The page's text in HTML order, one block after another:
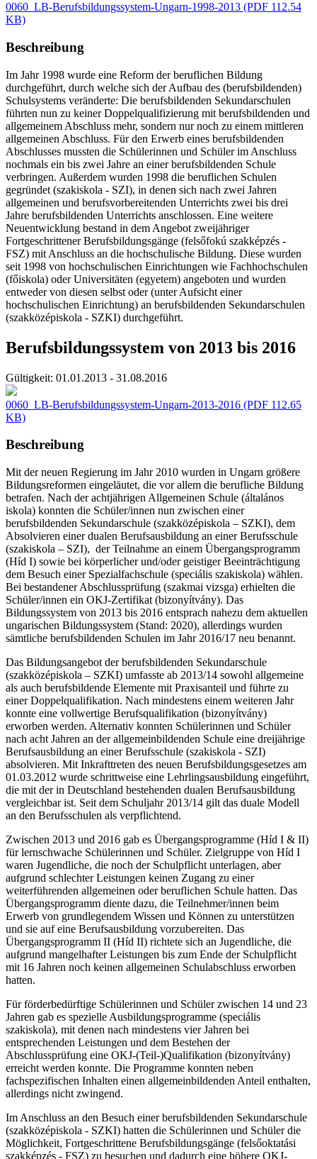
0060_LB-Berufsbildungssystem-Ungarn-1998-2013 (PDF 112.54
KB)
Beschreibung
Im Jahr 1998 wurde eine Reform der beruflichen Bildung
durchgeführt, durch welche sich der Aufbau des (berufsbildenden)
Schulsystems veränderte: Die berufsbildenden Sekundarschulen
führten nun zu keiner Doppelqualifizierung mit berufsbildenden und
allgemeinem Abschluss mehr, sondern nur noch zu einem mittleren
allgemeinen Abschluss. Für den Erwerb eines berufsbildenden
Abschlusses mussten die Schülerinnen und Schüler im Anschluss
nochmals ein bis zwei Jahre an einer berufsbildenden Schule
verbringen. Außerdem wurden 1998 die beruflichen Schulen
gegründet (szakiskola - SZI), in denen sich nach zwei Jahren
allgemeinen und berufsvorbereitenden Unterrichts zwei bis drei
Jahre berufsbildenden Unterrichts anschlossen. Eine weitere
Neuentwicklung bestand in dem Angebot zweijähriger
Fortgeschrittener Berufsbildungsgänge (felsőfokú szakképzés -
FSZ) mit Anschluss an die hochschulische Bildung. Diese wurden
seit 1998 von hochschulischen Einrichtungen wie Fachhochschulen
(főiskola) oder Universitäten (egyetem) angeboten und wurden
entweder von diesen selbst oder (unter Aufsicht einer
hochschulischen Einrichtung) an berufsbildenden Sekundarschulen
(szakközépiskola - SZKI) durchgeführt.
Berufsbildungssystem von 2013 bis 2016
Gültigkeit: 01.01.2013 - 31.08.2016
0060_LB-Berufsbildungssystem-Ungarn-2013-2016 (PDF 112.65
KB)
Beschreibung
Mit der neuen Regierung im Jahr 2010 wurden in Ungarn größere
Bildungsreformen eingeläutet, die vor allem die berufliche Bildung
betrafen. Nach der achtjährigen Allgemeinen Schule (általános
iskola) konnten die Schüler/innen nun zwischen einer
berufsbildenden Sekundarschule (szakközépiskola – SZKI), dem
Absolvieren einer dualen Berufsausbildung an einer Berufsschule
(szakiskola – SZI), der Teilnahme an einem Übergangsprogramm
(Híd I) sowie bei körperlicher und/oder geistiger Beeinträchtigung
dem Besuch einer Spezialfachschule (speciális szakiskola) wählen.
Bei bestandener Abschlussprüfung (szakmai vizsga) erhielten die
Schüler/innen ein OKJ-Zertifikat (bizonyítvány). Das
Bildungssystem von 2013 bis 2016 entsprach nahezu dem aktuellen
ungarischen Bildungssystem (Stand: 2020), allerdings wurden
sämtliche berufsbildenden Schulen im Jahr 2016/17 neu benannt.
Das Bildungsangebot der berufsbildenden Sekundarschule
(szakközépiskola – SZKI) umfasste ab 2013/14 sowohl allgemeine
als auch berufsbildende Elemente mit Praxisanteil und führte zu
einer Doppelqualifikation. Nach mindestens einem weiteren Jahr
konnte eine vollwertige Berufsqualifikation (bizonyítvány)
erworben werden. Alternativ konnten Schülerinnen und Schüler
nach acht Jahren an der allgemeinbildenden Schule eine dreijährige
Berufsausbildung an einer Berufsschule (szakiskola - SZI)
absolvieren. Mit Inkrafttreten des neuen Berufsbildungsgesetzes am
01.03.2012 wurde schrittweise eine Lehrlingsausbildung eingeführt,
die mit der in Deutschland bestehenden dualen Berufsausbildung
vergleichbar ist. Seit dem Schuljahr 2013/14 gilt das duale Modell
an den Berufsschulen als verpflichtend.
Zwischen 2013 und 2016 gab es Übergangsprogramme (Híd I & II)
für lernschwache Schülerinnen und Schüler. Zielgruppe von Híd I
waren Jugendliche, die noch der Schulpflicht unterlagen, aber
aufgrund schlechter Leistungen keinen Zugang zu einer
weiterführenden allgemeinen oder beruflichen Schule hatten. Das
Übergangsprogramm diente dazu, die Teilnehmer/innen beim
Erwerb von grundlegendem Wissen und Können zu unterstützen
und sie auf eine Berufsausbildung vorzubereiten. Das
Übergangsprogramm II (Híd II) richtete sich an Jugendliche, die
aufgrund mangelhafter Leistungen bis zum Ende der Schulpflicht
mit 16 Jahren noch keinen allgemeinen Schulabschluss erworben
hatten.
Für förderbedürftige Schülerinnen und Schüler zwischen 14 und 23
Jahren gab es spezielle Ausbildungsprogramme (speciális
szakiskola), mit denen nach mindestens vier Jahren bei
entsprechenden Leistungen und dem Bestehen der
Abschlussprüfung eine OKJ-(Teil-)Qualifikation (bizonyítvány)
erreicht werden konnte. Die Programme konnten neben
fachspezifischen Inhalten einen allgemeinbildenden Anteil enthalten,
allerdings nicht zwingend.
Im Anschluss an den Besuch einer berufsbildenden Sekundarschule
(szakközépiskola - SZKI) hatten die Schülerinnen und Schüler die
Möglichkeit, Fortgeschrittene Berufsbildungsgänge (felsőoktatási
szakképzés - FSZ) zu besuchen und dadurch eine höhere OKJ-